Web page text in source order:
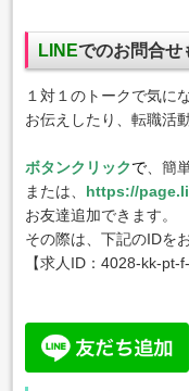
LINEでのお問合せ
１対１のトークで気に
お伝えしたり、転職活
ボタンクリックで 、簡
または、 https://
お友達追加できます。
その際は、下記のIDを
【求人ID：4028-kk-pt-